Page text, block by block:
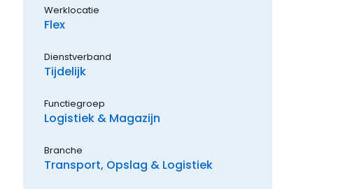
Werklocatie
Flex
Dienstverband
Tijdelijk
Functiegroep
Logistiek & Magazijn
Branche
Transport, Opslag & Logistiek